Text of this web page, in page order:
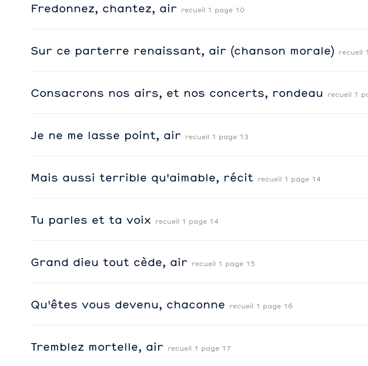
Fredonnez, chantez, air recueil 1 page 10
Sur ce parterre renaissant, air (chanson morale) recueil
Consacrons nos airs, et nos concerts, rondeau recueil 1
Je ne me lasse point, air recueil 1 page 13
Mais aussi terrible qu'aimable, récit recueil 1 page 14
Tu parles et ta voix recueil 1 page 14
Grand dieu tout cède, air recueil 1 page 15
Qu'êtes vous devenu, chaconne recueil 1 page 16
Tremblez mortelle, air recueil 1 page 17